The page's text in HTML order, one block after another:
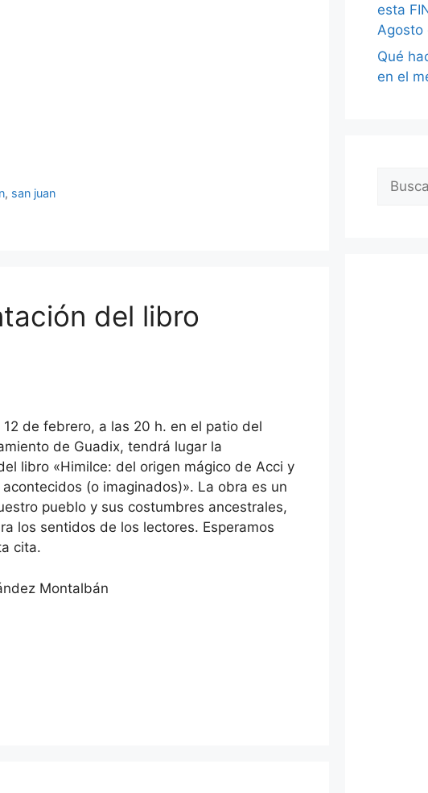
, san juan
del libro
12 de febrero, a las 20 h. en el patio del
de Guadix, tendrá lugar la
libro «Himilce: del origen mágico de Acci y
(o imaginados)». La obra es un
pueblo y sus costumbres ancestrales,
los sentidos de los lectores. Esperamos
cita.
Montalbán
esta
Agosto
Qué
en el
Buscar: